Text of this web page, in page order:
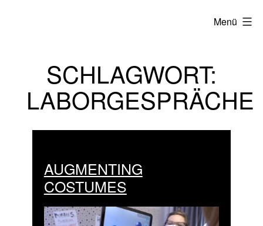
Menü
SCHLAGWORT:
LABORGESPRÄCHE
AUGMENTING
COSTUMES